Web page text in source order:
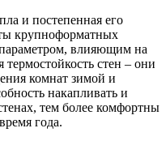
и постепенная его
крупноформатных
влияющим на
стен – они
комнат зимой и
накапливать и
тем более комфортны
года.